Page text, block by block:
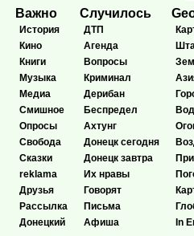
Важно
История
Кино
Книги
Музыка
Медиа
Смишное
Опросы
Свобода
Сказки
reklama
Друзья
Рассылка
Донецкий
Случилось
ДТП
Агенда
Вопросы
Криминал
Дерибан
Беспредел
Ахтунг
Донецк сегодня
Донецк завтра
Их нравы
Говорят
Письма
Афиша
In